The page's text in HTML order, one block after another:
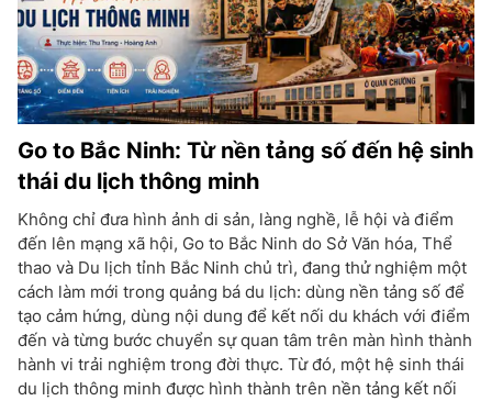
Go to Bắc Ninh: Từ nền tảng số đến hệ sinh
thái du lịch thông minh
Không chỉ đưa hình ảnh di sản, làng nghề, lễ hội và điểm
đến lên mạng xã hội, Go to Bắc Ninh do Sở Văn hóa, Thể
thao và Du lịch tỉnh Bắc Ninh chủ trì, đang thử nghiệm một
cách làm mới trong quảng bá du lịch: dùng nền tảng số để
tạo cảm hứng, dùng nội dung để kết nối du khách với điểm
đến và từng bước chuyển sự quan tâm trên màn hình thành
hành vi trải nghiệm trong đời thực. Từ đó, một hệ sinh thái
du lịch thông minh được hình thành trên nền tảng kết nối